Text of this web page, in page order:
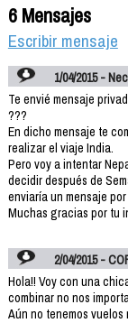
6 Mensajes
Escribir mensaje
1/04/2015 -
Te envié mensaje
???
En dicho mensaje te
realizar el viaje India.
Pero voy a intentar
decidir después de
enviaría un mensaje
Muchas gracias por tu
2/04/2015 -
Hola!! Voy con una
combinar no nos
Aún no tenemos